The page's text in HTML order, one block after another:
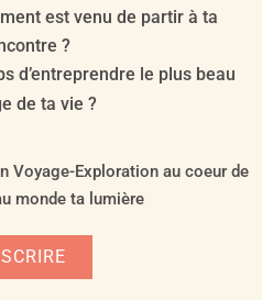
est venu de partir à ta
?
d’entreprendre le plus beau
de ta vie ?
Voyage-Exploration au coeur de
monde ta lumière